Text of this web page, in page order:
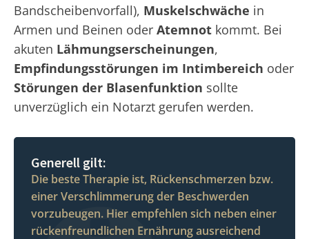
Bandscheibenvorfall), Muskelschwäche in
Armen und Beinen oder Atemnot kommt. Bei
akuten Lähmungserscheinungen,
Empfindungsstörungen im Intimbereich oder
Störungen der Blasenfunktion sollte
unverzüglich ein Notarzt gerufen werden.
Generell gilt:
Die beste Therapie ist, Rückenschmerzen bzw.
einer Verschlimmerung der Beschwerden
vorzubeugen. Hier empfehlen sich neben einer
rückenfreundlichen Ernährung ausreichend